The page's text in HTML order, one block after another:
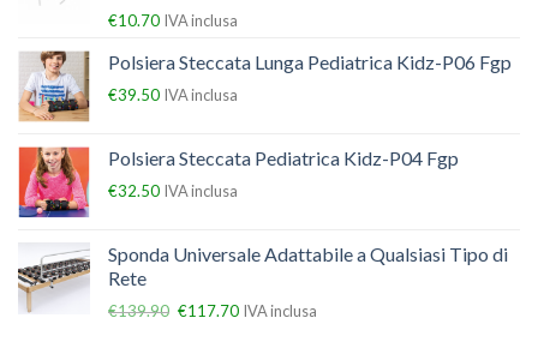
€10.70 IVA inclusa
Polsiera Steccata Lunga Pediatrica Kidz-P06 Fgp
€39.50 IVA inclusa
Polsiera Steccata Pediatrica Kidz-P04 Fgp
€32.50 IVA inclusa
Sponda Universale Adattabile a Qualsiasi Tipo di
Rete
€139.90 €117.70 IVA inclusa